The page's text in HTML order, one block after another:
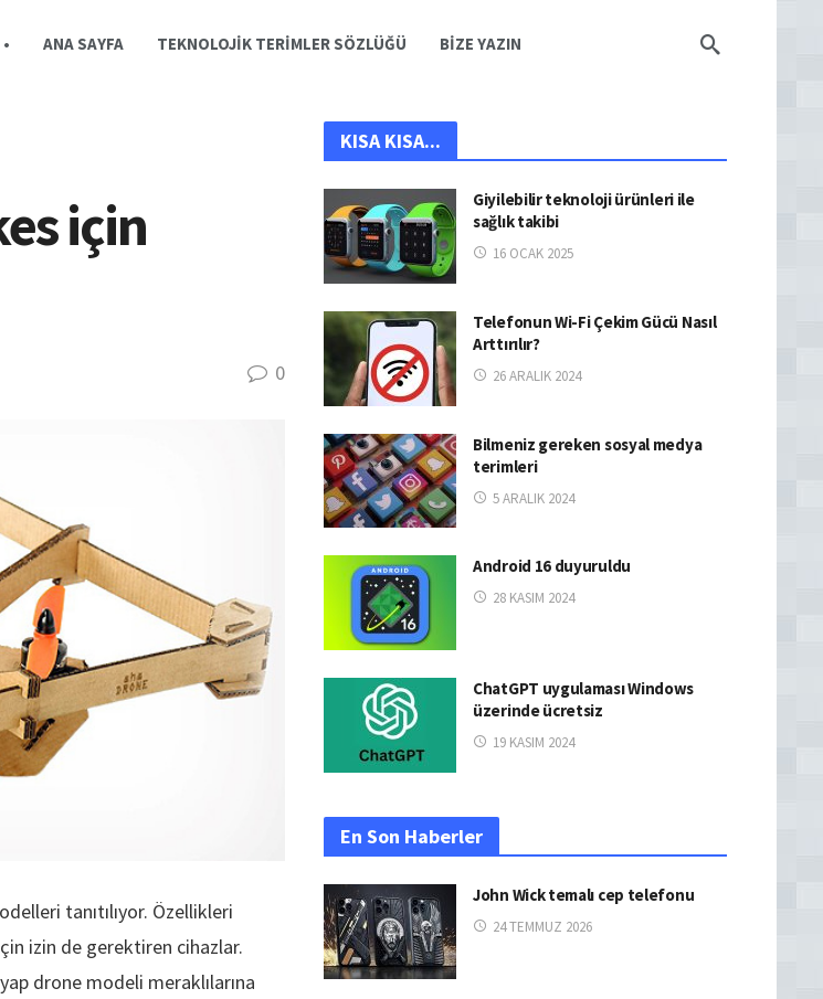
ANA SAYFA TEKNOLOJIK TERIMLER SÖZLÜĞÜ BIZE YAZIN
için
0
tanıtılıyor. Özellikleri
izin de gerektiren cihazlar.
drone modeli meraklılarına
KISA KISA...
Giyilebilir teknoloji ürünleri ile
sağlık takibi
16 OCAK 2025
Telefonun Wi-Fi Çekim Gücü Nasıl
Arttırılır?
26 ARALIK 2024
Bilmeniz gereken sosyal medya
terimleri
5 ARALIK 2024
Android 16 duyuruldu
28 KASIM 2024
ChatGPT uygulaması Windows
üzerinde ücretsiz
19 KASIM 2024
En Son Haberler
John Wick temalı cep telefonu
24 TEMMUZ 2026